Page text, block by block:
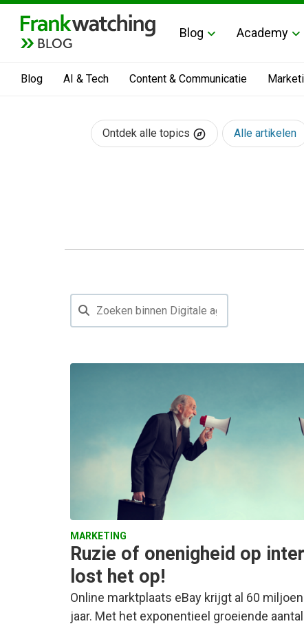
BLOG
Blog Academy
Blog AI & Tech Content & Communicatie
Ontdek alle topics Alle artikelen
MARKETING
Ruzie of onenigheid op
lost het op!
Online marktplaats eBay krijgt al 60
jaar. Met het exponentieel groeiende